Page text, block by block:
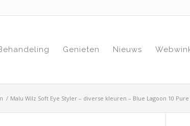
Genieten Nieuws
/ Malu Wilz Soft Eye Styler – diverse kleuren – Blue Lagoon 10